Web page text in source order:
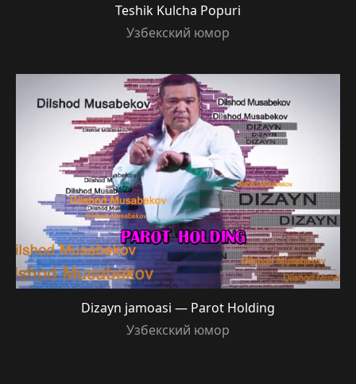
Teshik Kulcha Popuri
Узбекский юмор
Dizayn jamoasi — Parot Holding
Узбекский юмор